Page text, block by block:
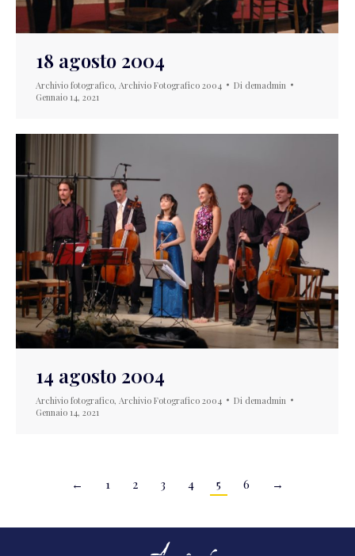
18 agosto 2004
Archivio fotografico, Archivio Fotografico 2004 Di demadmin
Gennaio 14, 2021
14 agosto 2004
Archivio fotografico, Archivio Fotografico 2004 Di demadmin
Gennaio 14, 2021
← 1 2 3 4 5 6 →